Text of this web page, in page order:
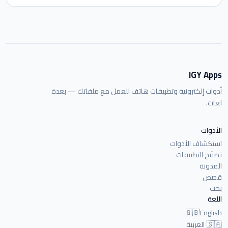
IGY Apps
أدوات إلكترونية وتطبيقات هاتف للعمل مع ملفاتك — بعدة
لغات.
الأدوات
استكشاف الأدوات
تصفّح التطبيقات
المدونة
قصص
بحث
اللغة
🇬🇧English
🇸🇦العربية